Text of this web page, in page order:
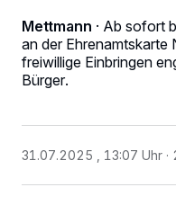
Mettmann · Ab sofort
an der Ehrenamtskarte
freiwillige Einbringen
Bürger.
31.07.2025 , 13:07 Uhr
Tracking-Technologien für
Zwecke. Wenn Tracker